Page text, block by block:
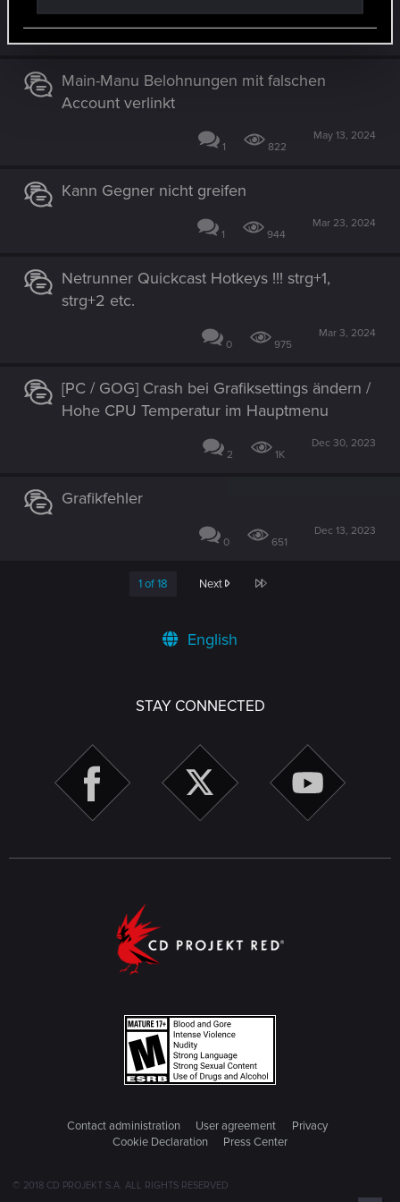
Oct 3, 2024
Main-Manu Belohnungen mit falschen
Account verlinkt
1 822
May 13, 2024
Kann Gegner nicht greifen
1 944
Mar 23, 2024
Netrunner Quickcast Hotkeys !!! strg+1,
strg+2 etc.
0 975
Mar 3, 2024
[PC / GOG] Crash bei Grafiksettings ändern /
Hohe CPU Temperatur im Hauptmenu
2 1K
Dec 30, 2023
Grafikfehler
0 651
Dec 13, 2023
1 of 18 Next Last
English
STAY CONNECTED
Contact administration User agreement
Privacy
Cookie Declaration
Press Center
© 2018 CD PROJEKT S.A. ALL RIGHTS RESERVED